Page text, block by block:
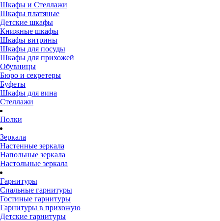
Шкафы и Стеллажи
Шкафы платяные
Детские шкафы
Книжные шкафы
Шкафы витрины
Шкафы для посуды
Шкафы для прихожей
Обувницы
Бюро и секретеры
Буфеты
Шкафы для вина
Стеллажи
Полки
Зеркала
Настенные зеркала
Напольные зеркала
Настольные зеркала
Гарнитуры
Спальные гарнитуры
Гостиные гарнитуры
Гарнитуры в прихожую
Детские гарнитуры